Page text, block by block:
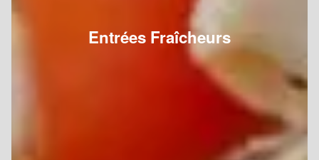
Entrées Fraîcheurs